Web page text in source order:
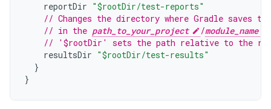
reportDir "$rootDir/test-reports"
// Changes the directory where Gradle
// in the path_to_your_project /module_name
// '$rootDir' sets the path relative to the
resultsDir "$rootDir/test-results"
}
}